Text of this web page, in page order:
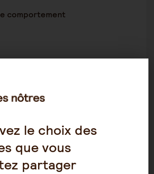
comportement
2023 12:43le choix des
que vous
partager